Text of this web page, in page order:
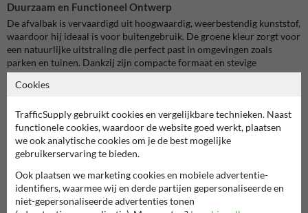
Duurzaam en Functioneel Ontwerp
De afvalbak is vervaardigd uit hoogwaardig, weerbestendig kunststof,
waardoor hij ideaal is voor buitengebruik. De groene kleur zorgt voor
een natuurlijke uitstraling die perfect past in omgevingen zoals
parken en tuinen. Dankzij zijn compacte formaat en stevige
constructie is deze afvalbak zowel praktisch als duurzaam.
Met een inhoud van 40 liter biedt deze afvalbak voldoende capaciteit
om afval efficiënt te verzamelen zonder dat hij vaak geleegd hoeft te
worden. De brede opening maakt het eenvoudig om afval te
deponeren, terwijl het stevige ontwerp ervoor zorgt dat de afvalbak
bestand is tegen dagelijks gebruik en vandalisme.
Onderhoudsvriendelijk
Cookies
TrafficSupply gebruikt cookies en vergelijkbare technieken. Naast
functionele cookies, waardoor de website goed werkt, plaatsen
we ook analytische cookies om je de best mogelijke
gebruikerservaring te bieden.
Ook plaatsen we marketing cookies en mobiele advertentie-
identifiers, waarmee wij en derde partijen gepersonaliseerde en
niet-gepersonaliseerde advertenties tonen